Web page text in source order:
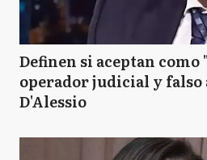
Definen si aceptan
operador judicial y falso
D'Alessio